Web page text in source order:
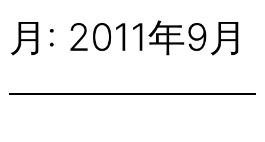
月: 2011年9月